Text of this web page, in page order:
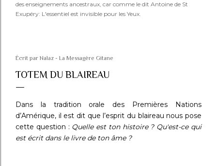
des enseignements ancestraux, car comme le dit Antoine de St
Exupéry: L'essentiel est invisible pour les Yeux.
Écrit par Nalaz - La Messagère Gitane
TOTEM DU BLAIREAU
Dans la tradition orale des Premières Nations
d’Amérique, il est dit que l’esprit du blaireau nous pose
cette question : Quelle est ton histoire ? Qu'est-ce qui
est écrit dans le livre de ton âme ?